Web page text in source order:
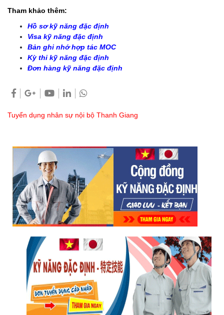
Tham khảo thêm:
Hồ sơ kỹ năng đặc định
Visa kỹ năng đặc định
Bản ghi nhớ hợp tác MOC
Kỳ thi kỹ năng đặc định
Đơn hàng kỹ năng đặc định
Tuyển dụng nhân sự nội bộ Thanh Giang